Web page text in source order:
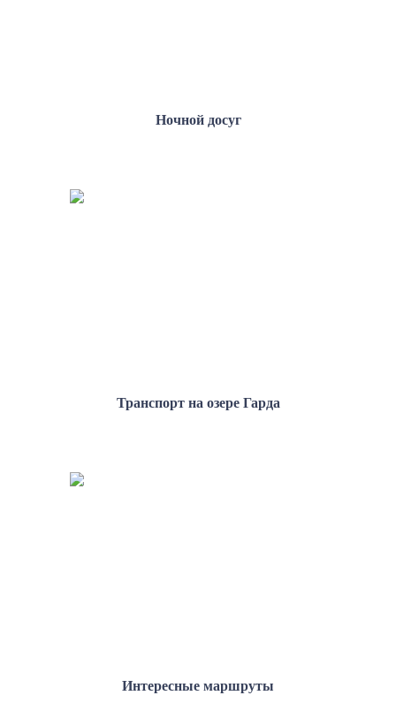
Ночной досуг
Транспорт на озере Гарда
Интересные маршруты